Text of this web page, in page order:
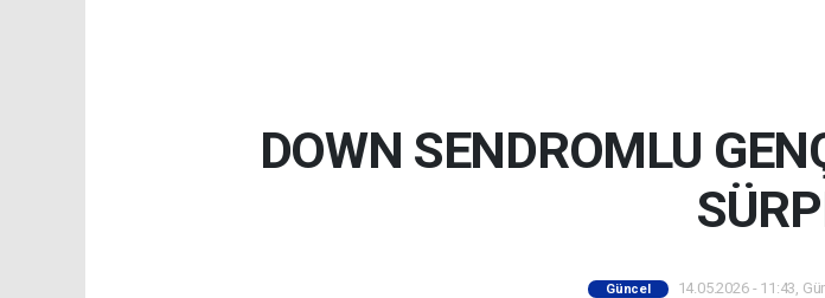
DOWN SENDROMLU
Güncel 14.05.2026 - 11:43,